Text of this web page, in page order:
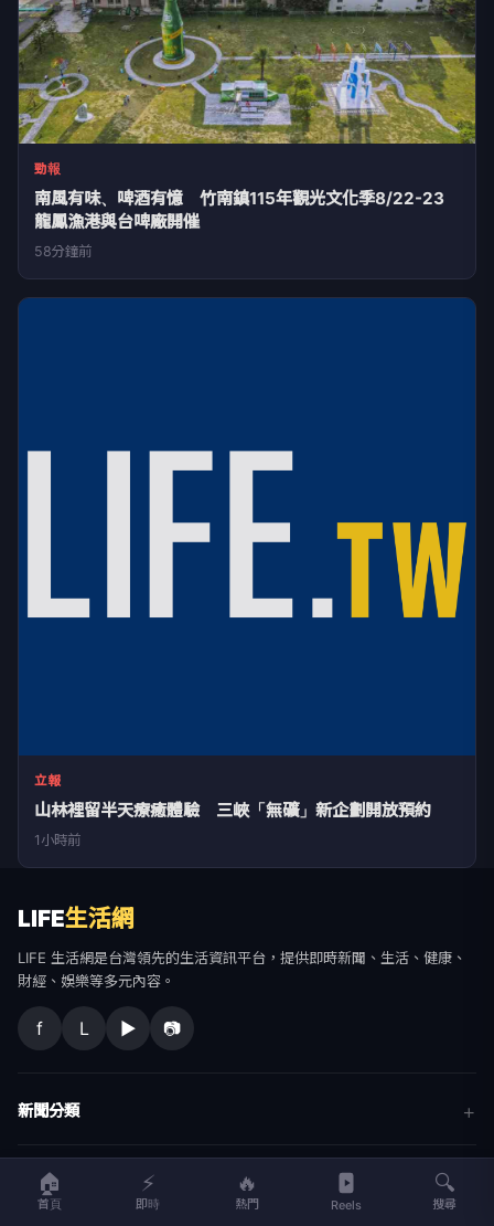
勁報
南風有味、啤酒有憶 竹南鎮115年觀光文化季8/22-23
龍鳳漁港與台啤廠開催
58分鐘前
立報
山林裡留半天療癒體驗 三峽「無礦」新企劃開放預約
1小時前
LIFE生活網
LIFE 生活網是台灣領先的生活資訊平台，提供即時新聞、生活、健康、
財經、娛樂等多元內容。
f L ▶ 📷
新聞分類
新聞
生活
更多內容
🏠
首頁
⚡
即時
🔥
熱門 Reels
🔍
搜尋